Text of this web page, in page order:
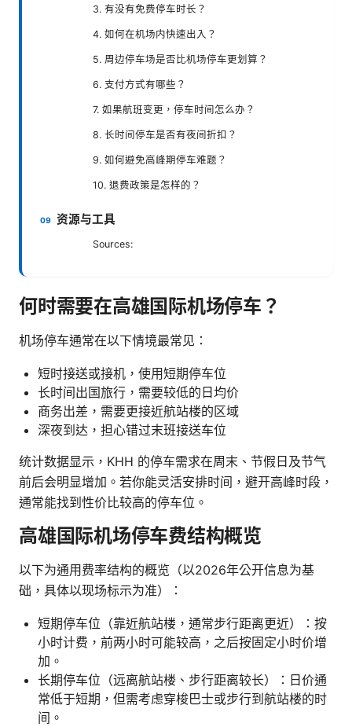
3. 有没有免费停车时长？
4. 如何在机场内快速出入？
5. 周边停车场是否比机场停车更划算？
6. 支付方式有哪些？
7. 如果航班变更，停车时间怎么办？
8. 长时间停车是否有夜间折扣？
9. 如何避免高峰期停车难题？
10. 退费政策是怎样的？
资源与工具
Sources:
何时需要在高雄国际机场停车？
机场停车通常在以下情境最常见：
短时接送或接机，使用短期停车位
长时间出国旅行，需要较低的日均价
商务出差，需要更接近航站楼的区域
深夜到达，担心错过末班接送车位
统计数据显示，KHH 的停车需求在周末、节假日及节气
前后会明显增加。若你能灵活安排时间，避开高峰时段，
通常能找到性价比较高的停车位。
高雄国际机场停车费结构概览
以下为通用费率结构的概览（以2026年公开信息为基
础，具体以现场标示为准）：
短期停车位（靠近航站楼，通常步行距离更近）：按
小时计费，前两小时可能较高，之后按固定小时价增
加。
长期停车位（远离航站楼、步行距离较长）：日价通
常低于短期，但需考虑穿梭巴士或步行到航站楼的时
间。